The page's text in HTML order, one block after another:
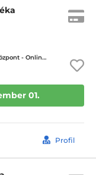
Pszichocloud Pszichológiai Központ - Online ügyfélfogadás
01.
Profil